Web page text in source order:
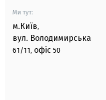
Ми тут:
м.Київ,
вул. Володимирська
61/11, офіс 50